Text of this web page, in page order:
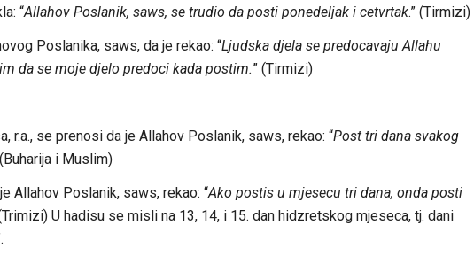
“Allahov Poslanik, saws, se trudio da posti ponedeljak i cetvrtak.” (Tirmizi)
Poslanika, saws, da je rekao: “Ljudska djela se predocavaju Allahu
da se moje djelo predoci kada postim.” (Tirmizi)
r.a., se prenosi da je Allahov Poslanik, saws, rekao: “Post tri dana svakog
i Muslim)
Allahov Poslanik, saws, rekao: “Ako postis u mjesecu tri dana, onda posti
U hadisu se misli na 13, 14, i 15. dan hidzretskog mjeseca, tj. dani